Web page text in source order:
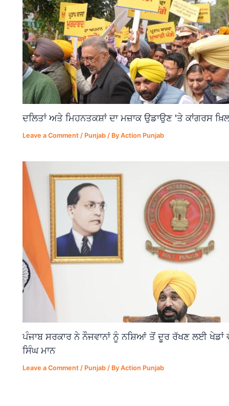
ਦਲਿਤਾਂ ਅਤੇ ਮਿਹਨਤਕਸ਼ਾਂ ਦਾ ਮਜ਼ਾਕ ਉਡਾਉਣ 'ਤੇ ਕਾਂਗਰਸ
Leave a Comment / Punjab / ByAction Punjab
ਪੰਜਾਬ ਸਰਕਾਰ ਨੇ ਨੌਜਵਾਨਾਂ ਨੂੰ ਨਸ਼ਿਆਂ ਤੋਂ ਦੂਰ ਰੱਖਣ ਲਈ ਖੇਡਾਂ
ਸਿੰਘ ਮਾਨ
Leave a Comment / Punjab / ByAction Punjab